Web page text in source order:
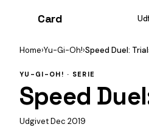
Card
Home›Yu-Gi-Oh!›Speed Duel:
YU-GI-OH! · SERIE
Speed
Udgivet Dec 2019